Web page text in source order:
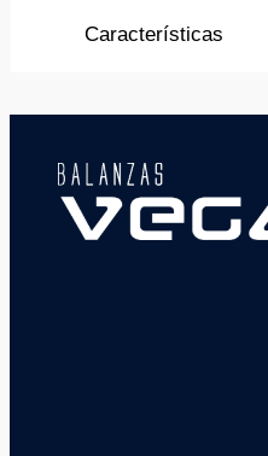
Características